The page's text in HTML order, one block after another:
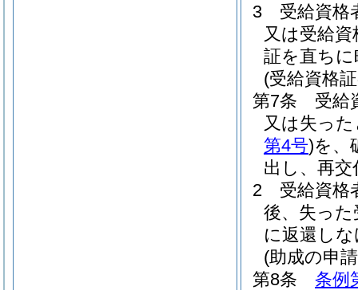
3
受給資格
又は受給
証を直ち
(受給資格
第7条
受給
又は失っ
第4号)を、
出し、再
2
受給資格
後、失っ
に返還し
(助成の申
第8条
条例